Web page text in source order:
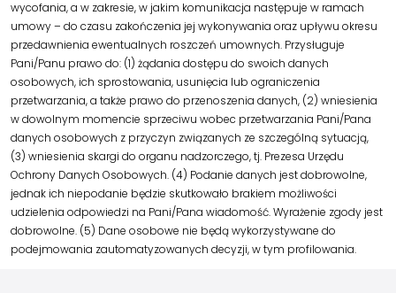
wycofania, a w zakresie, w jakim komunikacja następuje w ramach
umowy – do czasu zakończenia jej wykonywania oraz upływu okresu
przedawnienia ewentualnych roszczeń umownych. Przysługuje
Pani/Panu prawo do: (1) żądania dostępu do swoich danych
osobowych, ich sprostowania, usunięcia lub ograniczenia
przetwarzania, a także prawo do przenoszenia danych, (2) wniesienia
w dowolnym momencie sprzeciwu wobec przetwarzania Pani/Pana
danych osobowych z przyczyn związanych ze szczególną sytuacją,
(3) wniesienia skargi do organu nadzorczego, tj. Prezesa Urzędu
Ochrony Danych Osobowych. (4) Podanie danych jest dobrowolne,
jednak ich niepodanie będzie skutkowało brakiem możliwości
udzielenia odpowiedzi na Pani/Pana wiadomość. Wyrażenie zgody jest
dobrowolne. (5) Dane osobowe nie będą wykorzystywane do
podejmowania zautomatyzowanych decyzji, w tym profilowania.